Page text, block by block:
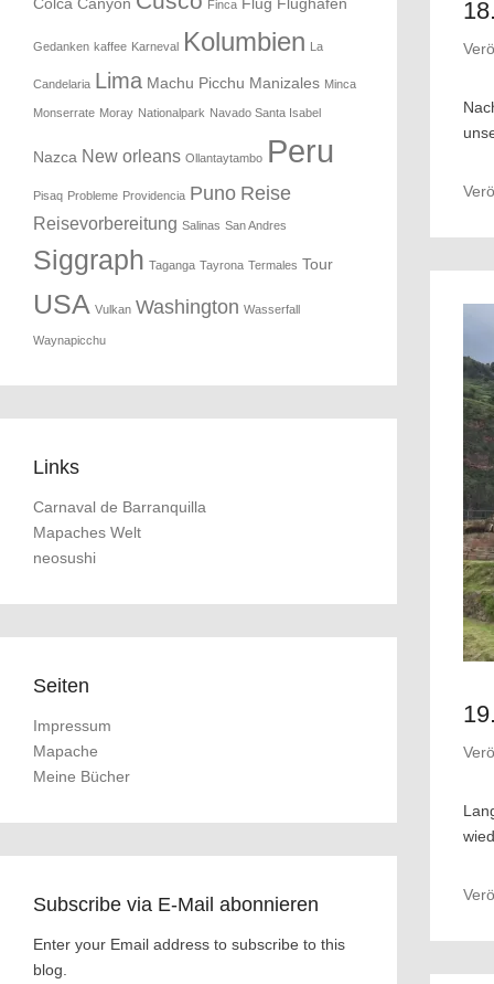
Colca Canyon Finca Flug Flughafen
Gedanken kaffee Karneval Kolumbien La
Candelaria Lima Machu Picchu Manizales Minca
Monserrate Moray Nationalpark Navado Santa Isabel
Nazca New orleans Ollantaytambo Peru
Pisaq Probleme Providencia Puno Reise
Reisevorbereitung Salinas San Andres
Siggraph Taganga Tayrona Termales Tour
USA Vulkan Washington Wasserfall
Waynapicchu
Links
Carnaval de Barranquilla
Mapaches Welt
neosushi
Seiten
Impressum
Mapache
Meine Bücher
Subscribe via E-Mail abonnieren
Enter your Email address to subscribe to this
blog.